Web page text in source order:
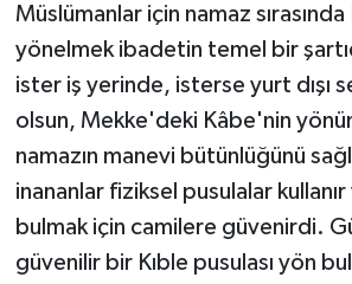
Müslümanlar için namaz sırasında
yönelmek ibadetin temel bir
ister iş yerinde, isterse yurt dışı
olsun, Mekke'deki Kâbe'nin
namazın manevi bütünlüğünü
inananlar fiziksel pusulalar
bulmak için camilere güvenirdi.
güvenilir bir Kıble pusulası yön